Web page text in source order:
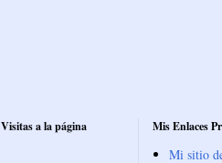
Visitas a la página Mis Enlaces
Mi sitio